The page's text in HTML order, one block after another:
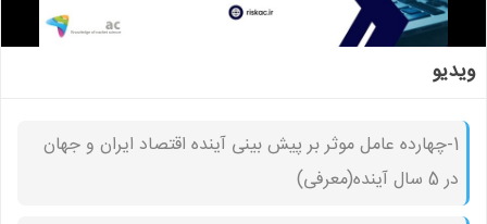
ویدیو
1-چهارده عامل موثر بر پیش بینی آینده اقتصاد ایران و جهان
در 5 سال آینده(معرفی)